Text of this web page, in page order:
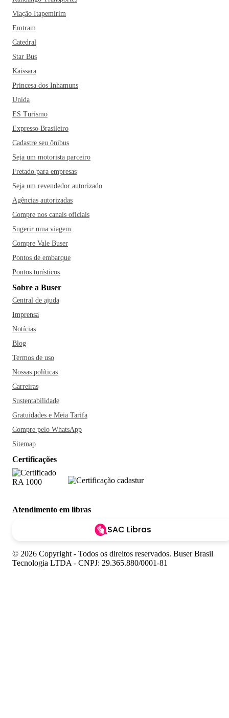
Viação Itapemirim
Emtram
Catedral
Star Bus
Kaissara
Princesa dos Inhamuns
Unida
ES Turismo
Expresso Brasileiro
Cadastre seu ônibus
Seja um motorista parceiro
Fretado para empresas
Seja um revendedor autorizado
Agências autorizadas
Compre nos canais oficiais
Sugerir uma viagem
Compre Vale Buser
Pontos de embarque
Pontos turísticos
Sobre a Buser
Central de ajuda
Imprensa
Notícias
Blog
Termos de uso
Nossas políticas
Carreiras
Sustentabilidade
Gratuidades e Meia Tarifa
Compre pelo WhatsApp
Sitemap
Certificações
Atendimento em libras
SAC Libras
© 2026 Copyright - Todos os direitos reservados. Buser Brasil
Tecnologia LTDA - CNPJ: 29.365.880/0001-81